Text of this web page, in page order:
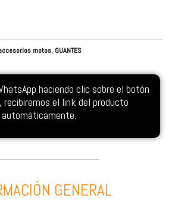
motos, GUANTES
haciendo clic sobre el botón
recibiremos el link del producto
automáticamente.
GENERAL